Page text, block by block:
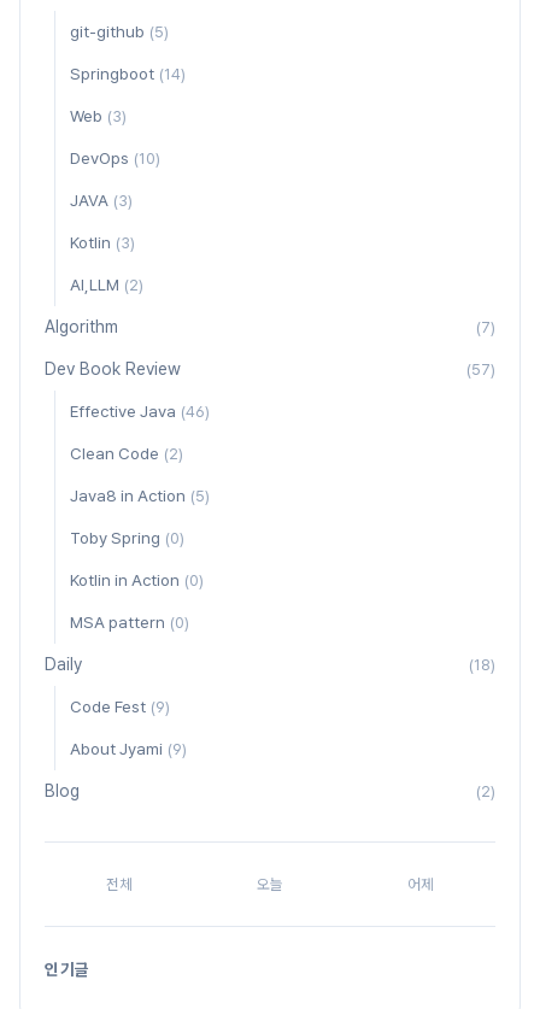
git-github (5)
Springboot (14)
Web (3)
DevOps (10)
JAVA (3)
Kotlin (3)
AI,LLM (2)
Algorithm (7)
Dev Book Review (57)
Effective Java (46)
Clean Code (2)
Java8 in Action (5)
Toby Spring (0)
Kotlin in Action (0)
MSA pattern (0)
Daily (18)
Code Fest (9)
About Jyami (9)
Blog (2)
전체 오늘 어제